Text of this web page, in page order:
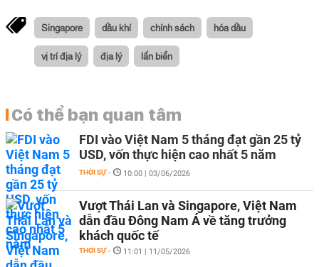
Singapore dầu khí chính sách hóa dầu
vị trí địa lý địa lý lấn biển
Có thể bạn quan tâm
FDI vào Việt Nam 5 tháng đạt gần 25 tỷ
USD, vốn thực hiện cao nhất 5 năm
THỜI SỰ - 10:00 | 03/06/2026
Vượt Thái Lan và Singapore, Việt Nam
dẫn đầu Đông Nam Á về tăng trưởng
khách quốc tế
THỜI SỰ - 11:01 | 11/05/2026